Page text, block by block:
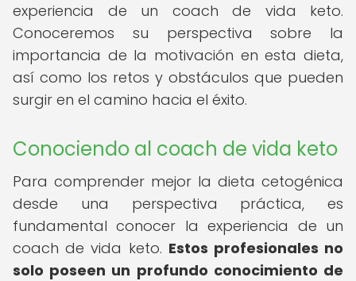
experiencia de un coach de vida keto.
Conoceremos su perspectiva sobre la
importancia de la motivación en esta dieta,
así como los retos y obstáculos que pueden
surgir en el camino hacia el éxito.
Conociendo al coach de vida keto
Para comprender mejor la dieta cetogénica
desde una perspectiva práctica, es
fundamental conocer la experiencia de un
coach de vida keto. Estos profesionales no
solo poseen un profundo conocimiento de